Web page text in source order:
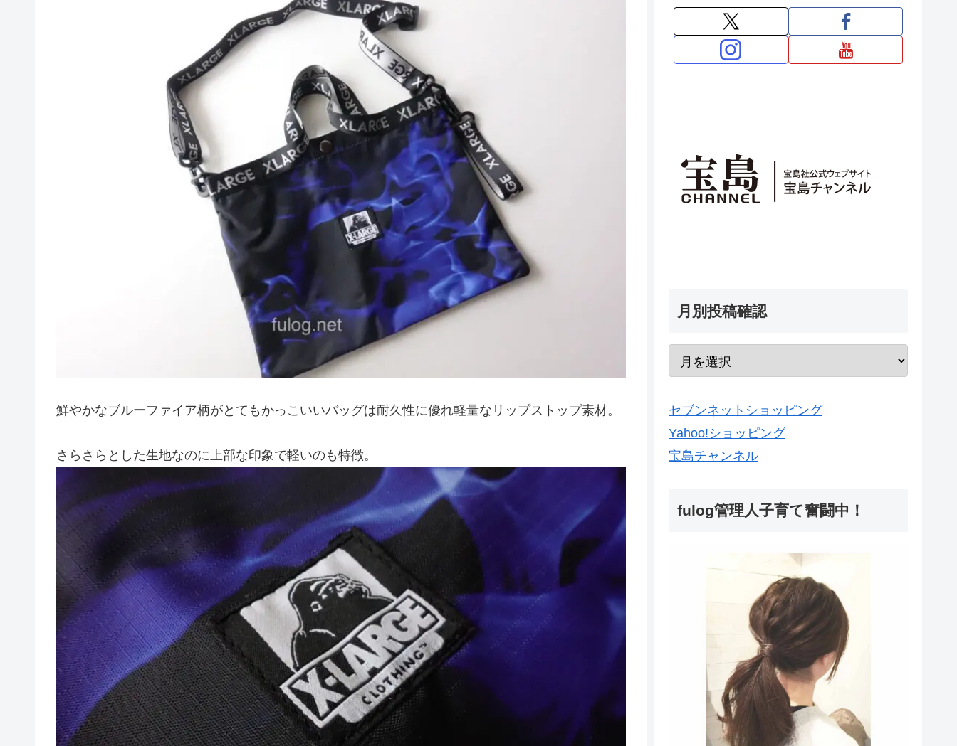
鮮やかなブルーファイア柄がとてもかっこいいバッグは耐久性に優れ軽量なリップストップ素材。
さらさらとした生地なのに上部な印象で軽いのも特徴。
月別投稿確認
セブンネットショッピング
Yahoo!ショッピング
宝島チャンネル
fulog管理人子育て奮闘中！